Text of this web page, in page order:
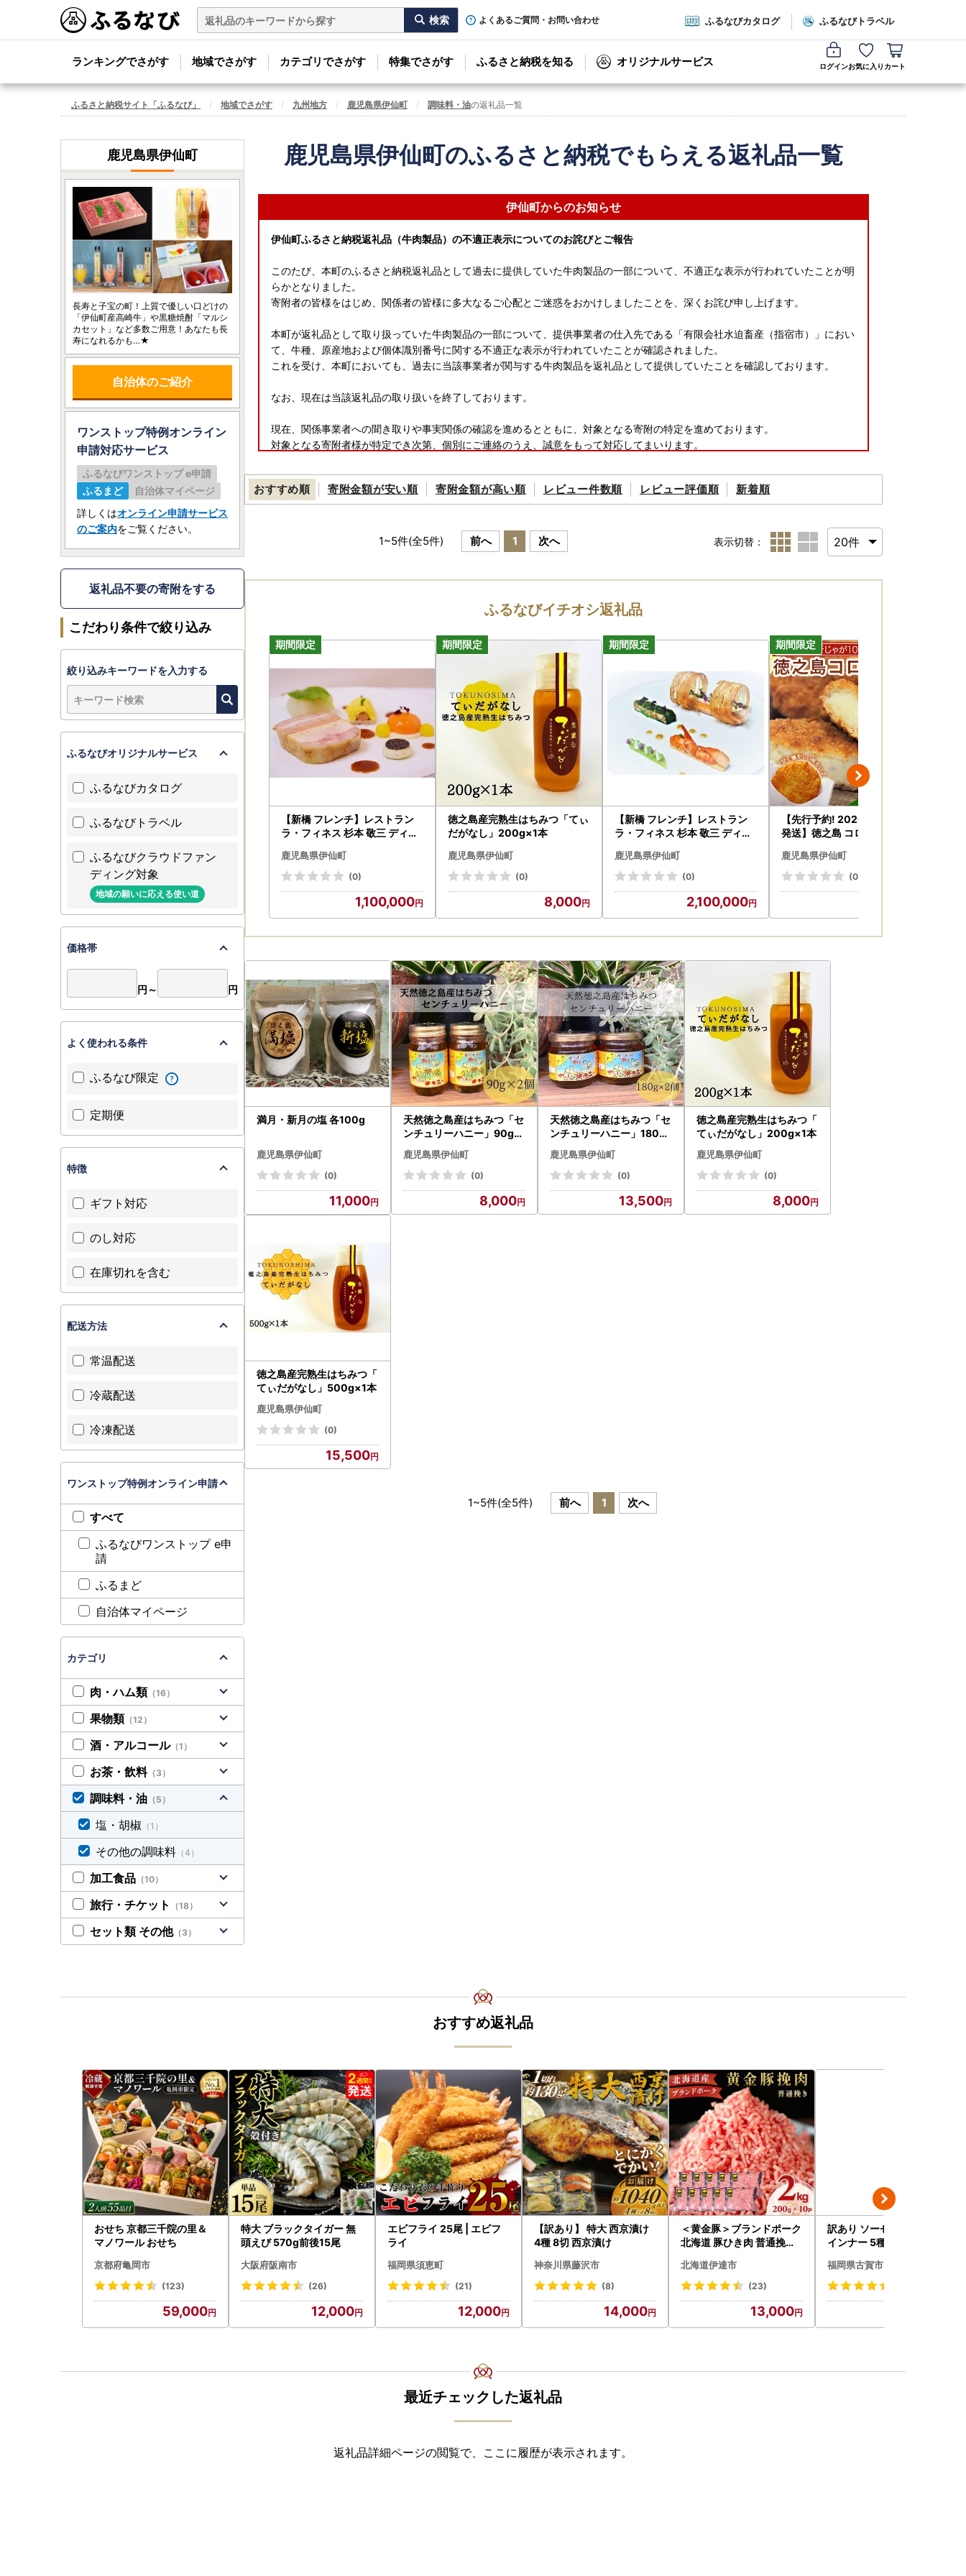
よくあるご質問・お問い合わせ ふるなびカタログ ふるなびトラベル
ランキングでさがす 地域でさがす カテゴリでさがす 特集でさがす ふるさと納税を知る オリジナルサービス ログインお気に入り カート
ふるさと納税サイト「ふるなび」 地域でさがす 九州地方 鹿児島県伊仙町 調味料・油の返礼品一覧
鹿児島県伊仙町のふるさと納税でもらえる返礼品一覧
伊仙町からのお知らせ
伊仙町ふるさと納税返礼品（牛肉製品）の不適正表示についてのお詫びとご報告
このたび、本町のふるさと納税返礼品として過去に提供していた牛肉製品の一部について、不適正な表示が行われていたことが明
らかとなりました。
寄附者の皆様をはじめ、関係者の皆様に多大なるご心配とご迷惑をおかけしましたことを、深くお詫び申し上げます。
本町が返礼品として取り扱っていた牛肉製品の一部について、提供事業者の仕入先である「有限会社水迫畜産（指宿市）」におい
て、牛種、原産地および個体識別番号に関する不適正な表示が行われていたことが確認されました。
これを受け、本町においても、過去に当該事業者が関与する牛肉製品を返礼品として提供していたことを確認しております。
なお、現在は当該返礼品の取り扱いを終了しております。
現在、関係事業者への聞き取りや事実関係の確認を進めるとともに、対象となる寄附の特定を進めております。
対象となる寄附者様が特定でき次第、個別にご連絡のうえ、誠意をもって対応してまいります。
【重要】システム変更に伴う寄付受付一時停止のお知らせ
受付体制の見直しに伴うシステム変更作業のため、下記の期間において本ポータルサイトでの寄付受付を一時停止いたします。
なお、伊仙町への直接申込につきましては、上記期間中も寄付受付が可能です。
寄付をご検討いただいている皆様にはご不便をおかけいたしますが、何卒ご理解賜りますようお願い申し上げます。
今後とも伊仙町への応援をよろしくお願いいたします。
おすすめ順 寄附金額が安い順 寄附金額が高い順 レビュー件数順 レビュー評価順 新着順
1~5件(全5件) 前へ 1 次へ 表示切替：
ふるなびイチオシ返礼品
【新橋 フレンチ】レストラン
ラ・フィネス 杉本 敬三 ディナ
食事券A
鹿児島県伊仙町
(0)
1,100,000
徳之島産完熟生はちみつ「てぃ
だがなし」200g×1本
鹿児島県伊仙町
(0)
8,000
【新橋 フレンチ】レストラン
ラ・フィネス 杉本 敬三 ディナ
食事券B
鹿児島県伊仙町
(0)
2,100,000
【先行予約! 2026年5月上旬～
発送】徳之島 コロッケ 10個入
鹿児島県伊仙町
(0)
満月・新月の塩 各100g
鹿児島県伊仙町
(0)
11,000
天然徳之島産はちみつ「セ
ンチュリーハニー」90g×
2個
鹿児島県伊仙町
(0)
8,000
天然徳之島産はちみつ「セ
ンチュリーハニー」180g
×2個
鹿児島県伊仙町
(0)
13,500
徳之島産完熟生はちみつ「
てぃだがなし」200g×1本
鹿児島県伊仙町
(0)
8,000
徳之島産完熟生はちみつ「
てぃだがなし」500g×1本
鹿児島県伊仙町
(0)
15,500
1~5件(全5件) 前へ 1 次へ
鹿児島県伊仙町
長寿と子宝の町！上質で優しい口どけの
「伊仙町産高崎牛」や黒糖焼酎「マルシ
カセット」など多数ご用意！あなたも長
寿になれるかも…★
自治体のご紹介
ワンストップ特例オンライン
申請対応サービス
ふるなびワンストップ e申請
ふるまど
自治体マイページ
詳しくはオンライン申請サービス
のご案内をご覧ください。
返礼品不要の寄附をする
こだわり条件で絞り込み
絞り込みキーワードを入力する
ふるなびオリジナルサービス
ふるなびカタログ
ふるなびトラベル
ふるなびクラウドファン
ディング対象
地域の願いに応える使い道
価格帯
円～ 円
よく使われる条件
ふるなび限定
定期便
特徴
ギフト対応
のし対応
在庫切れを含む
配送方法
常温配送
冷蔵配送
冷凍配送
ワンストップ特例オンライン申請
すべて
ふるなびワンストップ e申
請
ふるまど
自治体マイページ
カテゴリ
肉・ハム類 （16）
果物類 （12）
酒・アルコール（1）
お茶・飲料（3）
調味料・油 （5）
塩・胡椒 （1）
その他の調味料 （4）
加工食品 （10）
旅行・チケット （18）
セット類 その他（3）
おすすめ返礼品
おせち 京都三千院の里＆
マノワール おせち
京都府亀岡市
(123)
59,000
特大 ブラックタイガー 無
頭えび 570g前後15尾
大阪府阪南市
(26)
12,000
エビフライ 25尾 | エビフ
ライ
福岡県須恵町
(21)
12,000
【訳あり】 特大 西京漬け
4種 8切 西京漬け
神奈川県藤沢市
(8)
14,000
＜黄金豚＞ブランドポーク
北海道 豚ひき肉 普通挽き
北海道伊達市
(23)
13,000
訳あり ソーセージ福袋 ウ
インナー 5種セット 合計4.
福岡県古賀市
最近チェックした返礼品
返礼品詳細ページの閲覧で、ここに履歴が表示されます。